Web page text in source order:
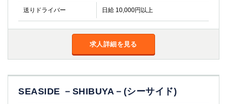
送りドライバー 日給 10,000円以上
求人詳細を見る
SEASIDE －SHIBUYA－(シーサイド)
獨協大学前＜草加松原＞
春日部
川口
成田
千葉